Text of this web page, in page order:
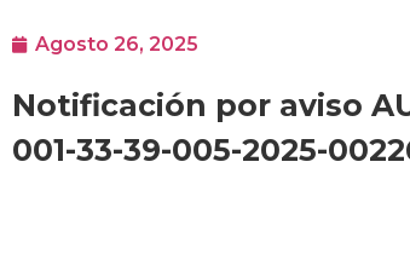
Agosto 26, 2025
Notificación por aviso
001-33-39-005-2025-